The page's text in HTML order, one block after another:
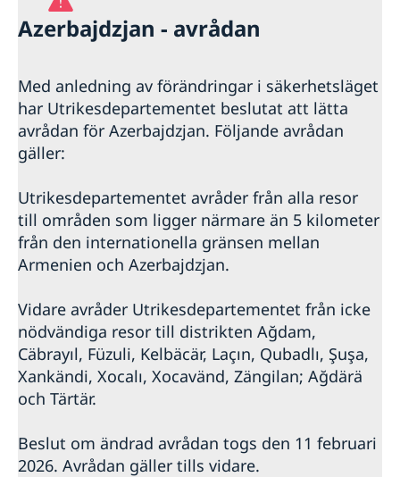
Azerbajdzjan - avrådan
Med anledning av förändringar i säkerhetsläget
har Utrikesdepartementet beslutat att lätta
avrådan för Azerbajdzjan. Följande avrådan
gäller:
Utrikesdepartementet avråder från alla resor
till områden som ligger närmare än 5 kilometer
från den internationella gränsen mellan
Armenien och Azerbajdzjan.
Vidare avråder Utrikesdepartementet från icke
nödvändiga resor till distrikten Ağdam,
Cäbrayıl, Füzuli, Kelbäcär, Laçın, Qubadlı, Şuşa,
Xankändi, Xocalı, Xocavänd, Zängilan; Ağdärä
och Tärtär.
Beslut om ändrad avrådan togs den 11 februari
2026. Avrådan gäller tills vidare.